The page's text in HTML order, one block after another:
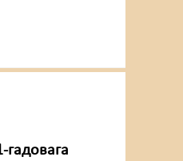
гадовага